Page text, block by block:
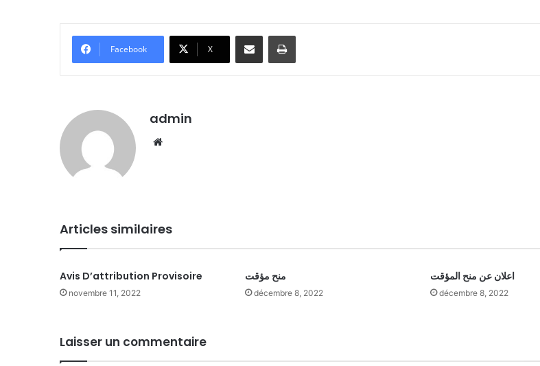
Facebook X
admin
Articles similaires
Avis D’attribution Provisoire
novembre 11, 2022
منح مؤقت
décembre 8, 2022
اعلان عن منح المؤقت
décembre 8, 2022
Laisser un commentaire